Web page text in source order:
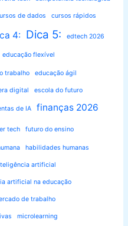
de dados cursos rápidos
4: Dica 5: edtech 2026
educação flexível
trabalho educação ágil
digital escola do futuro
de IA finanças 2026
tech futuro do ensino
habilidades humanas
artificial
artificial na educação
de trabalho
microlearning